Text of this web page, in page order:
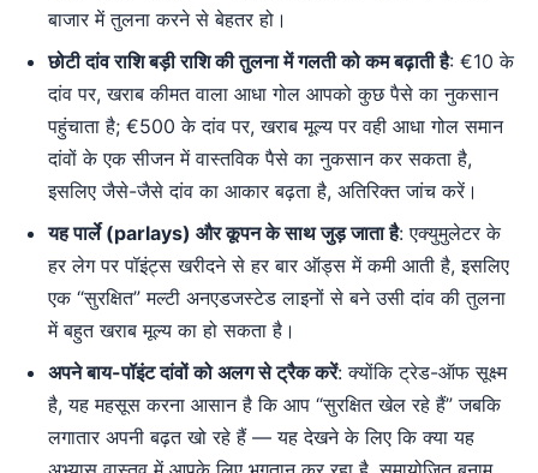
बाजार में तुलना करने से बेहतर हो।
छोटी दांव राशि बड़ी राशि की तुलना में गलती को कम बढ़ाती है: €10 के
दांव पर, खराब कीमत वाला आधा गोल आपको कुछ पैसे का नुकसान
पहुंचाता है; €500 के दांव पर, खराब मूल्य पर वही आधा गोल समान
दांवों के एक सीजन में वास्तविक पैसे का नुकसान कर सकता है,
इसलिए जैसे-जैसे दांव का आकार बढ़ता है, अतिरिक्त जांच करें।
यह पार्ले (parlays) और कूपन के साथ जुड़ जाता है: एक्युमुलेटर के
हर लेग पर पॉइंट्स खरीदने से हर बार ऑड्स में कमी आती है, इसलिए
एक “सुरक्षित” मल्टी अनएडजस्टेड लाइनों से बने उसी दांव की तुलना
में बहुत खराब मूल्य का हो सकता है।
अपने बाय-पॉइंट दांवों को अलग से ट्रैक करें: क्योंकि ट्रेड-ऑफ सूक्ष्म
है, यह महसूस करना आसान है कि आप “सुरक्षित खेल रहे हैं” जबकि
लगातार अपनी बढ़त खो रहे हैं — यह देखने के लिए कि क्या यह